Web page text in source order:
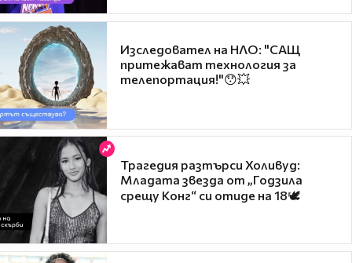
Изследовател на НЛО: "САЩ
притежават технология за
телепортация!"😯💥
Трагедия разтърси Холивуд:
Младата звезда от „Годзила
срещу Конг“ си отиде на 18🕊️